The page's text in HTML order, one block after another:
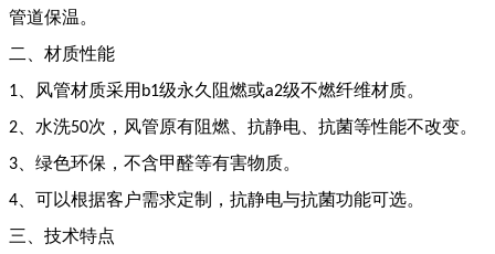
管道保温。
二、材质性能
1 、风管材质采用 b1级永久阻燃或a2级不燃纤维材质。
2 、水洗50次，风管原有阻燃、抗静电、抗菌等性能不改变。
3 、绿色环保，不含甲醛等有害物质。
4 、可以根据客户需求定制，抗静电与抗菌功能可选。
三、技术特点